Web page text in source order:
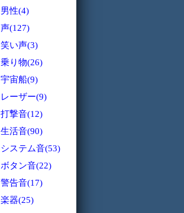
男性(4)
声(127)
笑い声(3)
乗り物(26)
宇宙船(9)
レーザー(9)
打撃音(12)
生活音(90)
システム音(53)
ボタン音(22)
警告音(17)
楽器(25)